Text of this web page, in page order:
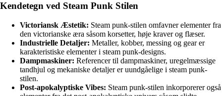
Kendetegn ved Steam Punk Stilen
Victoriansk Æstetik: Steam punk-stilen omfavner elementer fra
den victorianske æra såsom korsetter, høje kraver og flæser.
Industrielle Detaljer: Metaller, kobber, messing og gear er
karakteristiske elementer i steam punk-designs.
Dampmaskiner: Referencer til dampmaskiner, uregelmæssige
tandhjul og mekaniske detaljer er uundgåelige i steam punk-
stilen.
Post-apokalyptiske Vibes: Steam punk-stilen inkorporerer også